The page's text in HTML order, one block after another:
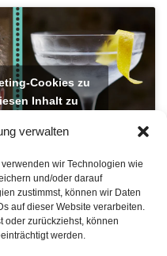
verwalten
wir Technologien wie
und/oder darauf
zustimmst, können wir Daten
auf dieser Website verarbeiten.
oder zurückziehst, können
werden.
Cookies zu
Inhalt zu